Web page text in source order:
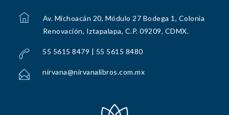
Av. Michoacán 20, Módulo 27 Bodega 1, Colonia
Renovación, Iztapalapa, C.P. 09209, CDMX.
55 5615 8479 | 55 5615 8480
nirvana@nirvanalibros.com.mx